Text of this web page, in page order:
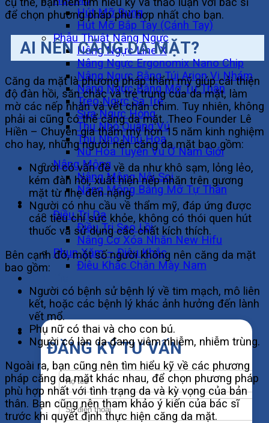
Hút Mỡ Bụng
Hút Mỡ Bắp Tay (Cánh Tay)
Phẫu Thuật Nâng Ngực
Nâng Ngực Line X
Nâng Ngực Ergonomix Nano Chip
Nâng Ngực Bằng Túi Arion Vi Nhám
Nâng Ngực Bằng Mỡ Tự Thân
Treo Ngực Sa Trễ
Sửa Ngực Hỏng
Thu Nhỏ Quầng Vú
Thu Nhỏ Nhũ Hoa
Nữ Hóa Tuyến Vú Ở Nam Giới
Nâng Mông
Nâng Mông Nội Soi
Nâng Mông Bằng Mỡ Tự Thân
Không Phẫu Thuật
Điều Trị Da
Điều Trị Sẹo Lồi
Nâng Cơ Xóa Nhăn New Hifu
Phun Xăm – Điêu Khắc
Điêu Khắc Chân Mày Nam
Tin Tức
Liên Hệ
ĐĂNG KÝ TƯ VẤN
để chọn phương pháp phù hợp nhất cho bạn.
AI NÊN CĂNG DA MẶT?
Căng da mặt là phương pháp thẩm mỹ giúp cải thiện
độ đàn hồi, săn chắc và trẻ trung của da mặt, làm
mờ các nếp nhăn và vết chân chim. Tuy nhiên, không
phải ai cũng có thể căng da mặt. Theo Founder Lê
Hiền – Chuyên gia thẩm mỹ hơn 15 năm kinh nghiệm
cho hay, những người nên căng da mặt bao gồm:
Người có vấn đề về da như khô sạm, lỏng lẻo,
kém đàn hồi, xuất hiện nếp nhăn trên gương
mặt từ nhẹ đến nặng.
Người có nhu cầu về thẩm mỹ, đáp ứng được
các tiêu chí sức khỏe, không có thói quen hút
thuốc và sử dụng các chất kích thích.
Bên cạnh đó, một số người không nên căng da mặt
bao gồm:
Người có bệnh sử bệnh lý về tim mạch, mô liên
kết, hoặc các bệnh lý khác ảnh hưởng đến lành
vết mổ.
Phụ nữ có thai và cho con bú.
Người có làn da đang viêm nhiễm, nhiễm trùng.
Ngoài ra, bạn cũng nên tìm hiểu kỹ về các phương
pháp căng da mặt khác nhau, để chọn phương pháp
phù hợp nhất với tình trạng da và kỳ vọng của bản
thân. Bạn cũng nên tham khảo ý kiến của bác sĩ
trước khi quyết định thực hiện căng da mặt.